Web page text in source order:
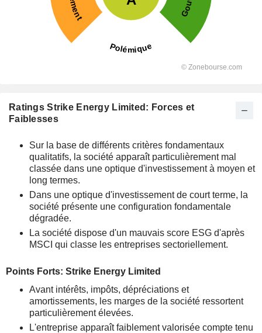
Ratings Strike Energy Limited: Forces et
Faiblesses
Sur la base de différents critères fondamentaux
qualitatifs, la société apparaît particulièrement mal
classée dans une optique d'investissement à moyen et
long termes.
Dans une optique d'investissement de court terme, la
société présente une configuration fondamentale
dégradée.
La société dispose d'un mauvais score ESG d'après
MSCI qui classe les entreprises sectoriellement.
Points Forts: Strike Energy Limited
Avant intérêts, impôts, dépréciations et
amortissements, les marges de la société ressortent
particulièrement élevées.
L'entreprise apparaît faiblement valorisée compte tenu